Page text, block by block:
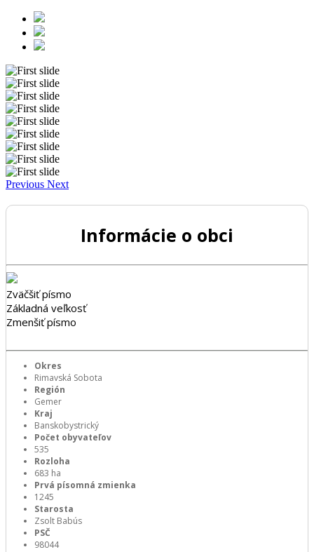
Previous Next
Informácie o obci
Zväčšiť písmo
Základná veľkosť
Zmenšiť písmo
Okres
Rimavská Sobota
Región
Gemer
Kraj
Banskobystrický
Počet obyvateľov
535
Rozloha
683 ha
Prvá písomná zmienka
1245
Starosta
Zsolt Babús
PSČ
98044